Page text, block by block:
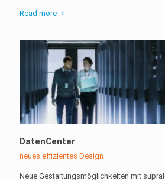
Read more
DatenCenter
neues effizientes Design
Neue Gestaltungsmöglichkeiten mit